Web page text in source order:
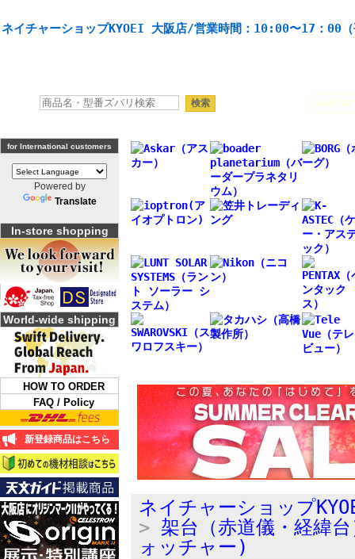
ネイチャーショップKYOEI 大阪店/営業時間：10:00〜17：00（
Seestar
for International customers
Powered by
Translate
In-store shopping
World-wide shipping
HOW TO ORDER
FAQ / Policy
新登録商品はこちら
ネイチャーショップ
> 架台（赤道儀・経緯
ォッチャー)